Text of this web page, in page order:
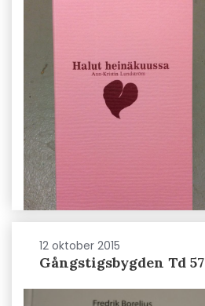
12 oktober 2015
Gångstigsbygden Td 57